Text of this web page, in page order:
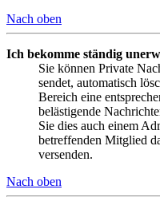
Nach oben
Ich bekomme ständig
Sie können Private
sendet, automatisch
Bereich eine
belästigende
Sie dies auch einem
betreffenden Mitglied
versenden.
Nach oben